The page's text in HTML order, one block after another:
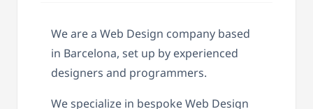
We are a Web Design company based
in Barcelona, set up by experienced
designers and programmers.
We specialize in bespoke Web Design